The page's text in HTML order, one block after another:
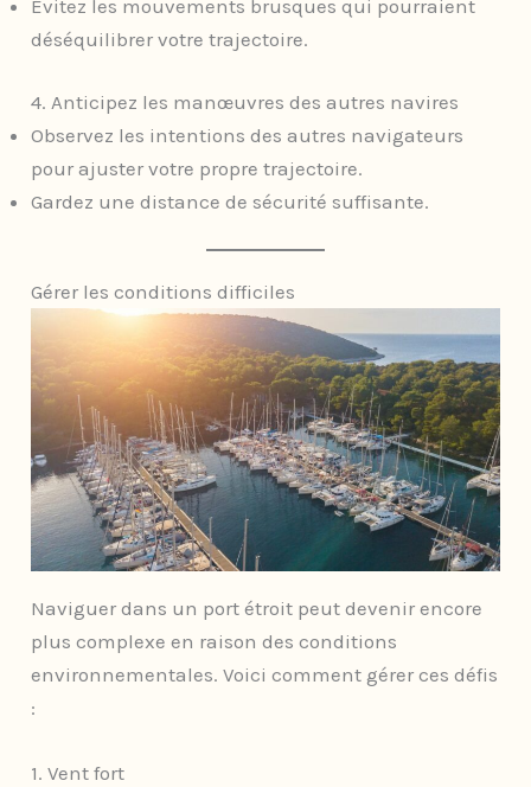
Évitez les mouvements brusques qui pourraient
déséquilibrer votre trajectoire.
4. Anticipez les manœuvres des autres navires
Observez les intentions des autres navigateurs
pour ajuster votre propre trajectoire.
Gardez une distance de sécurité suffisante.
Gérer les conditions difficiles
Naviguer dans un port étroit peut devenir encore
plus complexe en raison des conditions
environnementales. Voici comment gérer ces défis
:
1. Vent fort